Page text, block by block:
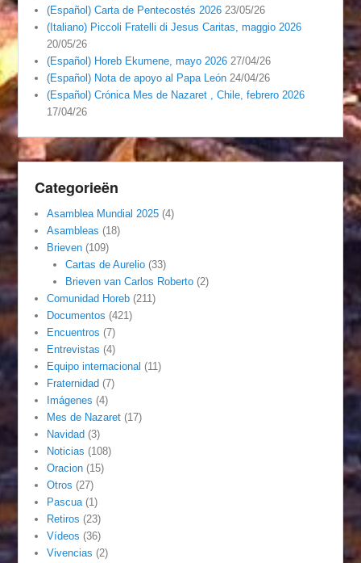
(Español) Carta de Pentecostés 2026 23/05/26
(Italiano) Piccoli Fratelli di Jesus Caritas, maggio 2026
20/05/26
(Español) Horeb Ekumene, mayo 2026 27/04/26
(Español) Nota de apoyo al Papa León 24/04/26
(Español) Crónica Mes de Nazaret , Chile, febrero 2026
17/04/26
Categorieën
Asamblea Mundial 2025 (4)
Asambleas (18)
Brieven (109)
Cartas de Aurelio(33)
Brieven van Carlos Roberto(2)
Comunidad Horeb (211)
Documentos (421)
Encuentros (7)
Entrevistas (4)
Equipo internacional (11)
Fraternidad (7)
Imágenes (4)
Mes de Nazaret (17)
Navidad (3)
Noticias (108)
Oracion (15)
Otros (27)
Pascua (1)
Retiros (23)
Vídeos (36)
Vivencias (2)